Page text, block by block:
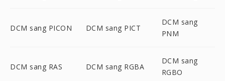
DCM sang PICON DCM sang PICT
DCM sang
PNM
DCM sang RAS DCM sang RGBA
DCM sang
RGBO